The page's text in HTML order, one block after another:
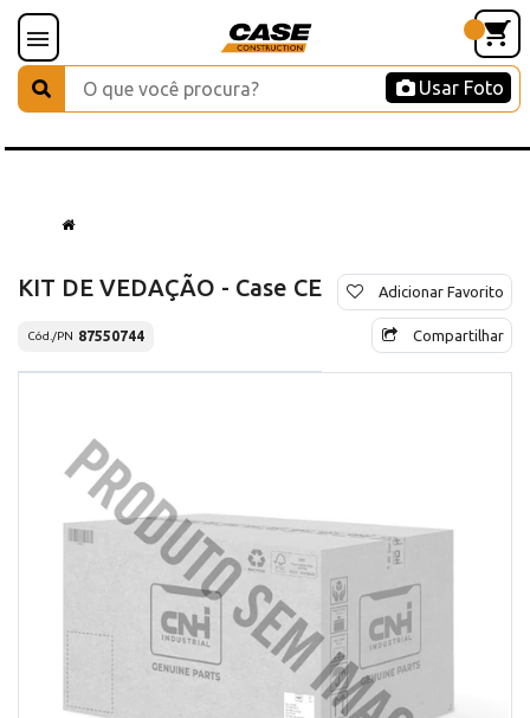
Usar Foto
KIT DE VEDAÇÃO - Case CE
Cód./PN 87550744
Adicionar Favorito
Compartilhar